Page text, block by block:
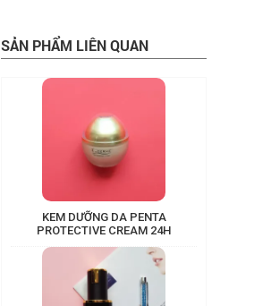
SẢN PHẨM LIÊN QUAN
KEM DƯỠNG DA PENTA
PROTECTIVE CREAM 24H